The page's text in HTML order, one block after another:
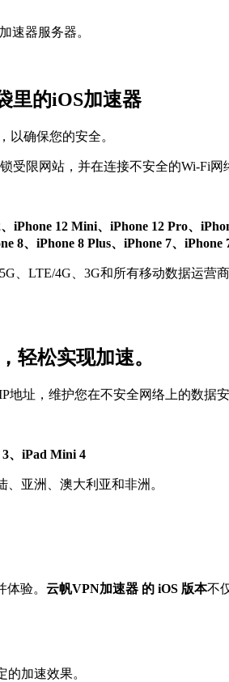
速器服务器。
里的iOS加速器
以确保您的安全。
限网站，并在连接不安全的Wi-Fi网
iPhone 12 Mini、iPhone 12 Pro、
、iPhone 8 Plus、iPhone 7、iPhone
、LTE/4G、3G和所有移动数据运
轻松实现加速。
址，维护您在不安全网络上的数据
、iPad Mini 4
亚洲、澳大利亚和非洲。
验。 云帆VPN加速器 的 iOS 版本不
加速效果。